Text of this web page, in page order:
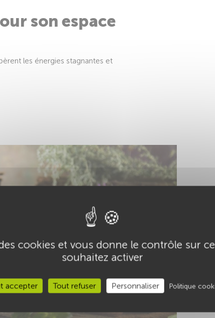
son espace
les énergies stagnantes et
cookies et vous donne le contrôle sur
souhaitez activer
accepter Tout refuser Personnaliser Politique